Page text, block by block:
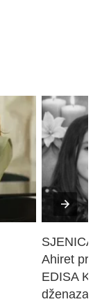
SJENICA
Ahiret
EDISA
dženaza